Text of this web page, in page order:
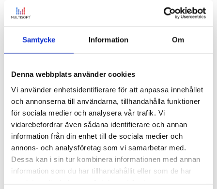
Samtycke Information Om
Denna webbplats använder cookies
Vi använder enhetsidentifierare för att anpassa innehållet
och annonserna till användarna, tillhandahålla funktioner
för sociala medier och analysera vår trafik. Vi
vidarebefordrar även sådana identifierare och annan
information från din enhet till de sociala medier och
annons- och analysföretag som vi samarbetar med.
Dessa kan i sin tur kombinera informationen med annan
information som du har tillhandahållit eller som de har
Medlemssystem
Orderhantering
Projekthantering
Resursplanering
Verksamhetssystem
Ärendehanteringssystem
Workbuster
Branscher
Bank, finans & försäkring
Begagnade fordon & maskiner
Coaching, bemanning och rekrytering
Energi & el-handel
Fastighet
Medlemsorganisationer
Offentlig sektor